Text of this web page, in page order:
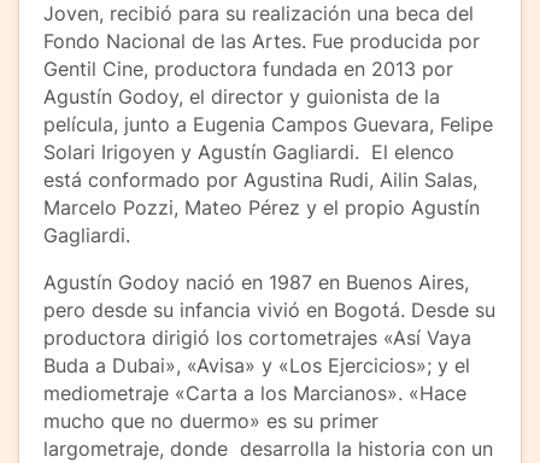
Joven, recibió para su realización una beca del
Fondo Nacional de las Artes. Fue producida por
Gentil Cine, productora fundada en 2013 por
Agustín Godoy, el director y guionista de la
película, junto a Eugenia Campos Guevara, Felipe
Solari Irigoyen y Agustín Gagliardi. El elenco
está conformado por Agustina Rudi, Ailin Salas,
Marcelo Pozzi, Mateo Pérez y el propio Agustín
Gagliardi.
Agustín Godoy nació en 1987 en Buenos Aires,
pero desde su infancia vivió en Bogotá. Desde su
productora dirigió los cortometrajes «Así Vaya
Buda a Dubai», «Avisa» y «Los Ejercicios»; y el
mediometraje «Carta a los Marcianos». «Hace
mucho que no duermo» es su primer
largometraje, donde desarrolla la historia con un